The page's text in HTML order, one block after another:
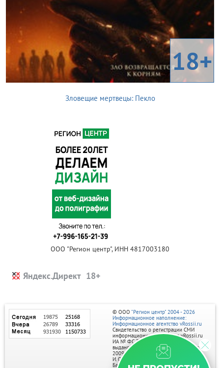
18+
Зловещие мертвецы: Пекло
ООО "Регион центр", ИНН 4817003180
Яндекс.Директ
© ООО "Регион центр" 2004 - 2026
Информационное наполнение:
Информационное агентство vRossii.ru
Свидетельство о регистрации СМИ
информационного агентства vRossii.ru
ИА № ФС 77‑35502
выдано РОСКОМНАДЗОРом 04 марта
2009г.
И. О. Главного редактора Нарыков А. Н.
Баннеры на портале размещаются на